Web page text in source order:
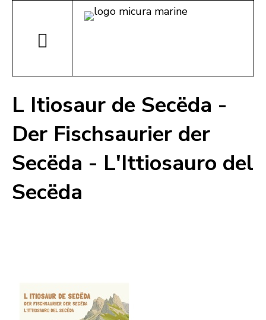
L Itiosaur de Secëda -
Der Fischsaurier der
Secëda - L'Ittiosauro del
Secëda